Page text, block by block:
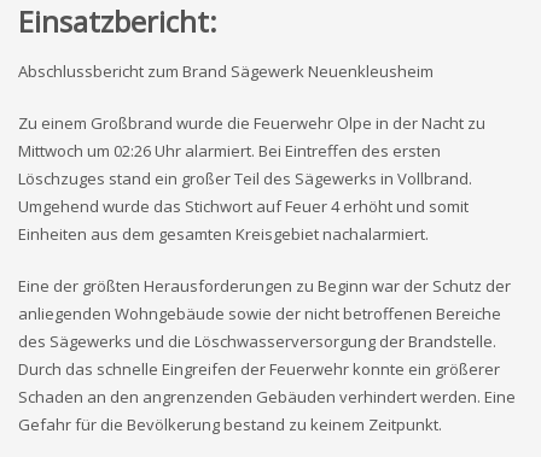
Einsatzbericht:
Abschlussbericht zum Brand Sägewerk Neuenkleusheim
Zu einem Großbrand wurde die Feuerwehr Olpe in der Nacht zu
Mittwoch um 02:26 Uhr alarmiert. Bei Eintreffen des ersten
Löschzuges stand ein großer Teil des Sägewerks in Vollbrand.
Umgehend wurde das Stichwort auf Feuer 4 erhöht und somit
Einheiten aus dem gesamten Kreisgebiet nachalarmiert.
Eine der größten Herausforderungen zu Beginn war der Schutz der
anliegenden Wohngebäude sowie der nicht betroffenen Bereiche
des Sägewerks und die Löschwasserversorgung der Brandstelle.
Durch das schnelle Eingreifen der Feuerwehr konnte ein größerer
Schaden an den angrenzenden Gebäuden verhindert werden. Eine
Gefahr für die Bevölkerung bestand zu keinem Zeitpunkt.